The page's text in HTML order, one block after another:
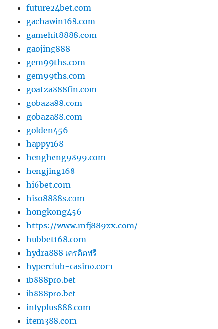
future24bet.com
gachawin168.com
gamehit8888.com
gaojing888
gem99ths.com
gem99ths.com
goatza888fin.com
gobaza88.com
gobaza88.com
golden456
happy168
hengheng9899.com
hengjing168
hi6bet.com
hiso8888s.com
hongkong456
https://www.mfj889xx.com/
hubbet168.com
hydra888 เครดิตฟรี
hyperclub-casino.com
ib888pro.bet
ib888pro.bet
infyplus888.com
item388.com